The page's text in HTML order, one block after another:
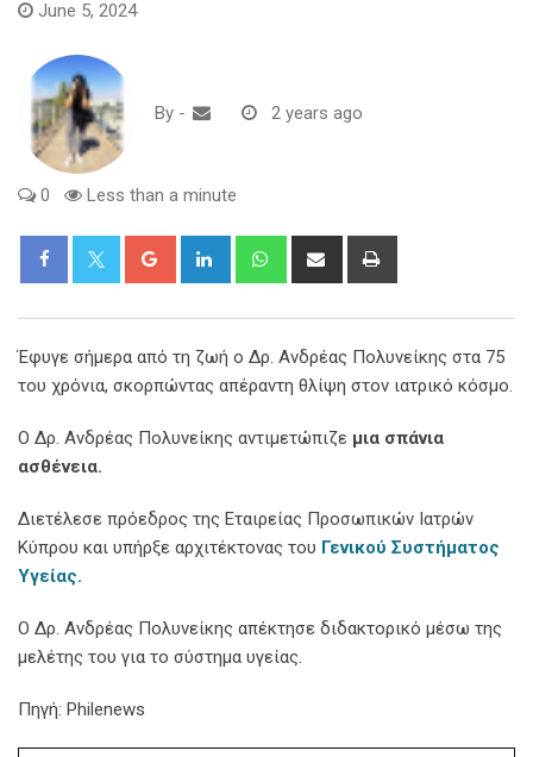
June 5, 2024
By - 2 years ago
0 Less than a minute
Google+ LinkedIn WhatsappShare
Έφυγε σήμερα από τη ζωή ο Δρ. Ανδρέας Πολυνείκης στα 75
του χρόνια, σκορπώντας απέραντη θλίψη στον ιατρικό κόσμο.
Ο Δρ. Ανδρέας Πολυνείκης αντιμετώπιζε μια σπάνια
ασθένεια.
Διετέλεσε πρόεδρος της Εταιρείας Προσωπικών Ιατρών
Κύπρου και υπήρξε αρχιτέκτονας του Γενικού Συστήματος
Υγείας.
Ο Δρ. Ανδρέας Πολυνείκης απέκτησε διδακτορικό μέσω της
μελέτης του για το σύστημα υγείας.
Πηγή: Philenews